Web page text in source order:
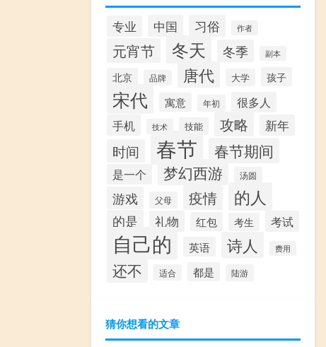
专业 中国 习俗 作者
元宵节 冬天 冬季 副本
北京 品牌 唐代 大学 孩子
宋代 寓意 年初 很多人
手机 技术 技能 攻略 新年
时间 春节 春节期间
是一个 梦幻西游 汤圆
游戏 父母 疫情 的人
的是 礼物 红包 考生 考试
自己的 英语 诗人 费用
还不 适合 都是 陆游
猜你想看的文章